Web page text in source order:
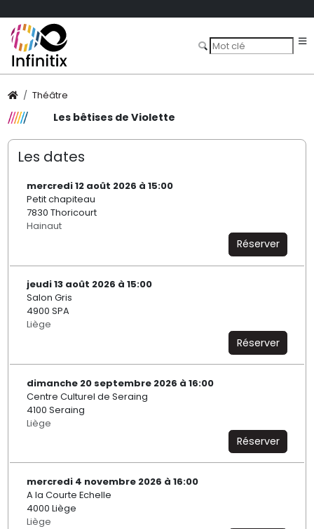
Théâtre
Les bêtises de Violette
Les dates
mercredi 12 août 2026 à 15:00
Petit chapiteau
7830 Thoricourt
Hainaut
Réserver
jeudi 13 août 2026 à 15:00
Salon Gris
4900 SPA
Liège
Réserver
dimanche 20 septembre 2026 à 16:00
Centre Culturel de Seraing
4100 Seraing
Liège
Réserver
mercredi 4 novembre 2026 à 16:00
A la Courte Echelle
4000 Liège
Liège